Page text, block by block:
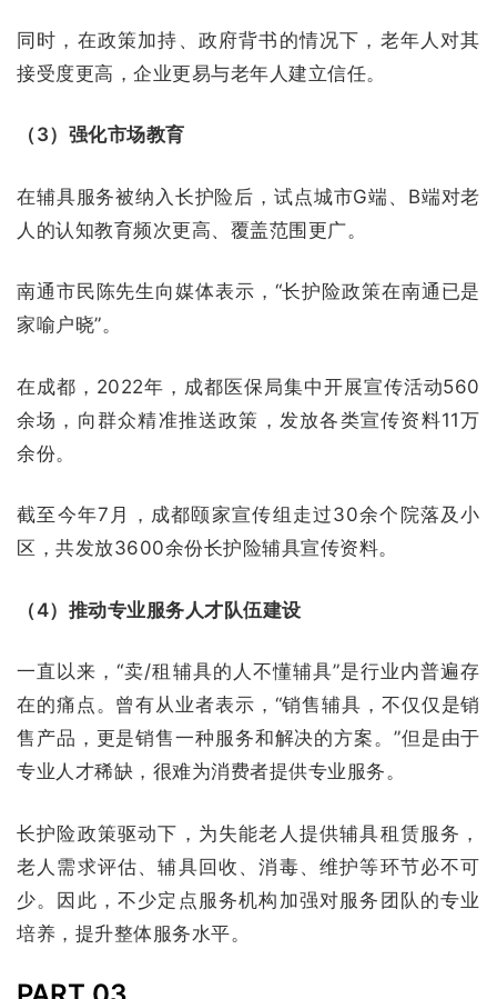
同时，在政策加持、政府背书的情况下，老年人对其
接受度更高，企业更易与老年人建立信任。
（3）强化市场教育
在辅具服务被纳入长护险后，试点城市G端、B端对老
人的认知教育频次更高、覆盖范围更广。
南通市民陈先生向媒体表示，“长护险政策在南通已是
家喻户晓”。
在成都，2022年，成都医保局集中开展宣传活动560
余场，向群众精准推送政策，发放各类宣传资料11万
余份。
截至今年7月，成都颐家宣传组走过30余个院落及小
区，共发放3600余份长护险辅具宣传资料。
（4）推动专业服务人才队伍建设
一直以来，“卖/租辅具的人不懂辅具”是行业内普遍存
在的痛点。曾有从业者表示，“销售辅具，不仅仅是销
售产品，更是销售一种服务和解决的方案。”但是由于
专业人才稀缺，很难为消费者提供专业服务。
长护险政策驱动下，为失能老人提供辅具租赁服务，
老人需求评估、辅具回收、消毒、维护等环节必不可
少。因此，不少定点服务机构加强对服务团队的专业
培养，提升整体服务水平。